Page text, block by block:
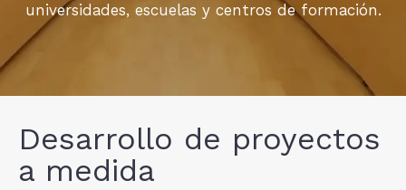
universidades, escuelas y centros de formación.
Desarrollo de proyectos
a medida